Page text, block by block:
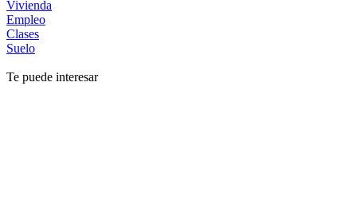
Vivienda
Empleo
Clases
Suelo
Te puede interesar